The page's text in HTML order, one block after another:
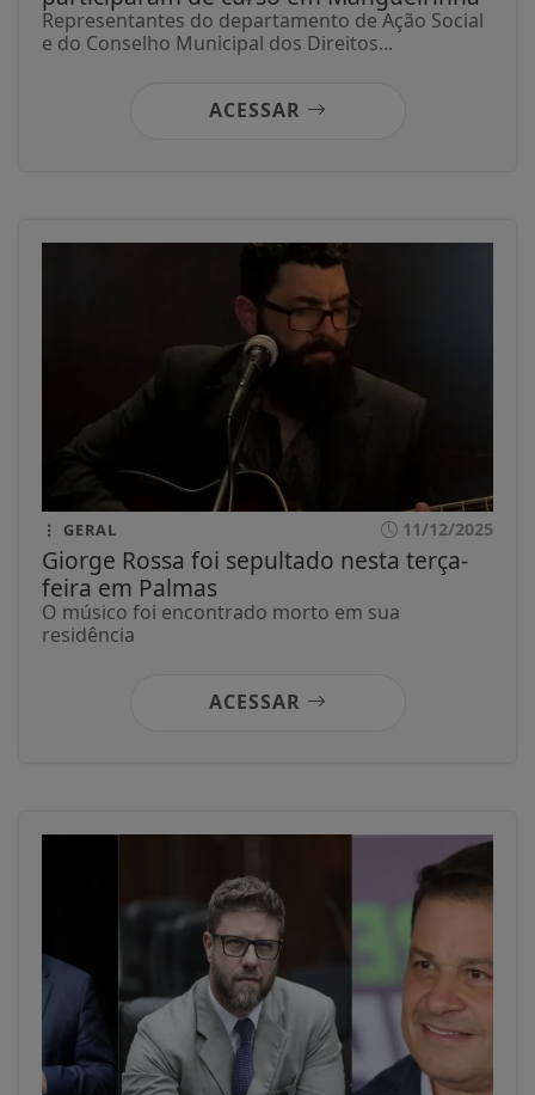
Representantes do departamento de Ação Social
e do Conselho Municipal dos Direitos...
ACESSAR
GERAL 11/12/2025
Giorge Rossa foi sepultado nesta terça-
feira em Palmas
O músico foi encontrado morto em sua
residência
ACESSAR